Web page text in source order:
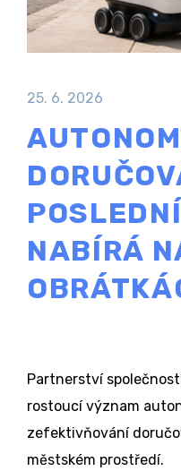
25. 6. 2026
NABÍRÁ
Partnerství
rostoucí význam
zefektivňování
městském prostředí.